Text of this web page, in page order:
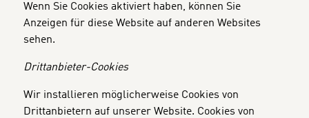
Wenn Sie Cookies aktiviert haben, können Sie
Anzeigen für diese Website auf anderen Websites
sehen.
Drittanbieter-Cookies
Wir installieren möglicherweise Cookies von
Drittanbietern auf unserer Website. Cookies von